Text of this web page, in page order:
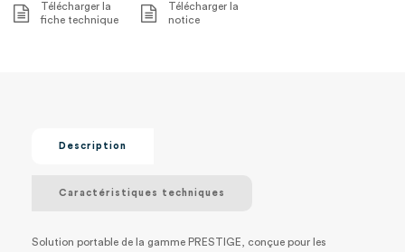
Télécharger la
fiche technique
Télécharger la
notice
Description
Caractéristiques techniques
Solution portable de la gamme PRESTIGE, conçue pour les